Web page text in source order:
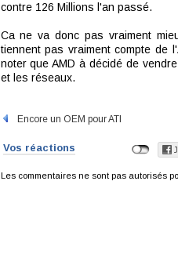
contre 126 Millions l'an passé.
Ca ne va donc pas vraiment
tiennent pas vraiment compte de
noter que AMD à décidé de
et les réseaux.
Encore un OEM pour ATI
Vos réactions
Les commentaires ne sont pas autorisés